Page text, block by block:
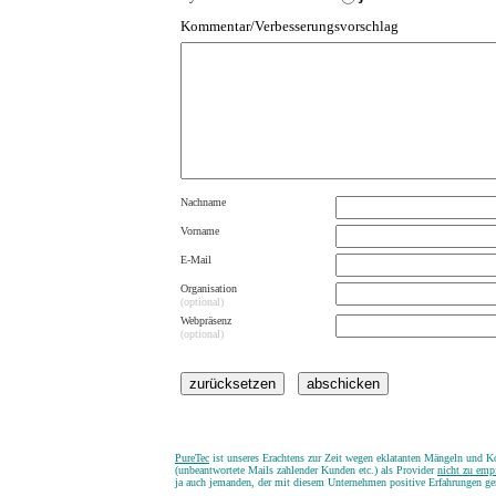
Kommentar/Verbesserungsvorschlag
Nachname
Vorname
E-Mail
Organisation
(optional)
Webpräsenz
(optional)
PureTec ist unseres Erachtens zur Zeit wegen eklatanten Mängeln und
(unbeantwortete Mails zahlender Kunden etc.) als Providernicht zu
ja auch jemanden, der mit diesem Unternehmen positive Erfahrungen